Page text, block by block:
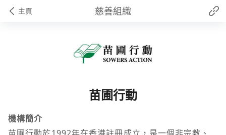
主頁 慈善組織
苗圃行動
機構簡介